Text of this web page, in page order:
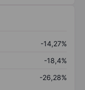
-14,27%
-18,4%
-26,28%